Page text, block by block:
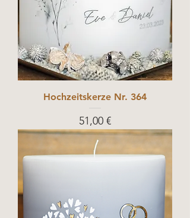
Hochzeitskerze Nr. 364
Prix
51,00 €